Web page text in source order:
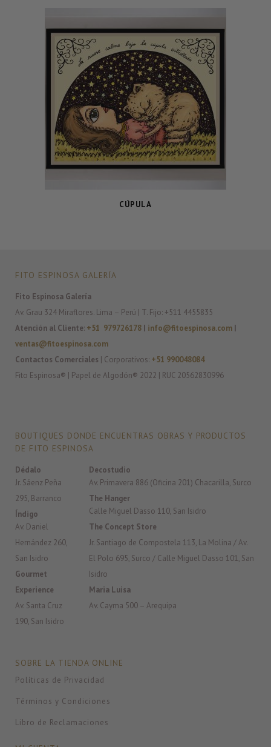
CÚPULA
FITO ESPINOSA GALERÍA
Fito Espinosa Galería
Av. Grau 324 Miraflores. Lima – Perú | T. Fijo: +511 4455835
Atención al Cliente: +51 979726178 info@fitoespinosa.com
ventas@fitoespinosa.com
Contactos Comerciales
| Corporativos: +51 990048084
Fito Espinosa® | Papel de Algodón® 2022 | RUC 20562830996
BOUTIQUES DONDE ENCUENTRAS OBRAS Y PRODUCTOS
DE FITO ESPINOSA
Dédalo
Jr. Sáenz Peña
295, Barranco
Índigo
Av. Daniel
Hernández 260,
San Isidro
Gourmet
Experience
Av. Santa Cruz
190, San Isidro
Decostudio
Av. Primavera 886 (Oficina 201) Chacarilla, Surco
The Hanger
Calle Miguel Dasso 110, San Isidro
The Concept Store
Jr. Santiago de Compostela 113, La Molina / Av.
El Polo 695, Surco / Calle Miguel Dasso 101, San
Isidro
Maria Luisa
Av. Cayma 500 – Arequipa
SOBRE LA TIENDA ONLINE
Políticas de Privacidad
Términos y Condiciones
Libro de Reclamaciones